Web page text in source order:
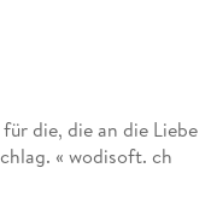
und
Lambert, Abbie
die, die an die Liebe
« wodisoft. ch